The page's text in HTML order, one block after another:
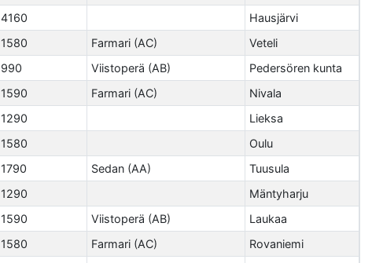
4160 Hausjärvi
1580 Farmari (AC) Veteli
990 Viistoperä (AB) Pedersören kunta
1590 Farmari (AC) Nivala
1290 Lieksa
1580 Oulu
1790 Sedan (AA) Tuusula
1290 Mäntyharju
1590 Viistoperä (AB) Laukaa
1580 Farmari (AC)
Rovaniemi